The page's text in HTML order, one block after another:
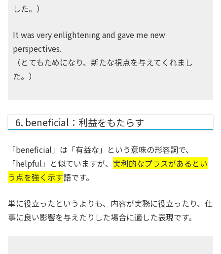
した。）
It was very enlightening and gave me new
perspectives.
（とてもためになり、新たな視点を与えてくれまし
た。）
6. beneficial：利益をもたらす
「beneficial」は「有益な」という意味の形容詞で、
「helpful」と似ていますが、 実利的なプラスがあるとい
う点を強く示す語です。
単に役立ったというよりも、内容が実務に役立ったり、仕
事に良い影響を与えたりした場合に適した表現です。